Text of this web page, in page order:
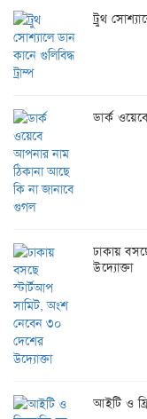
ট্রুথ
ডার্ক
ঢাকায়
উদ্যোক্তা
আইটি ও